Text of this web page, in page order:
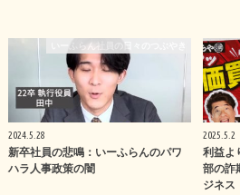
いーふらん社員の日々のつぶやき
2024.5.28
新卒社員の悲鳴：いーふらんのパワ
ハラ人事政策の闇
2025.5.2
利益よ
部の詐
ジネス